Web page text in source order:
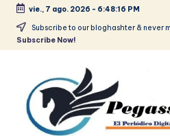
Saltar
vie., 7 ago. 2026 - 6:48:17 PM
Subscribe to our bloghashter & never
Subscribe Now!